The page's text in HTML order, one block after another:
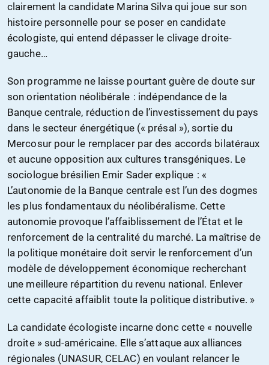
clairement la candidate Marina Silva qui joue sur son
histoire personnelle pour se poser en candidate
écologiste, qui entend dépasser le clivage droite-
gauche…
Son programme ne laisse pourtant guère de doute sur
son orientation néolibérale : indépendance de la
Banque centrale, réduction de l’investissement du pays
dans le secteur énergétique (« présal »), sortie du
Mercosur pour le remplacer par des accords bilatéraux
et aucune opposition aux cultures transgéniques. Le
sociologue brésilien Emir Sader explique : «
L’autonomie de la Banque centrale est l’un des dogmes
les plus fondamentaux du néolibéralisme. Cette
autonomie provoque l’affaiblissement de l’État et le
renforcement de la centralité du marché. La maîtrise de
la politique monétaire doit servir le renforcement d’un
modèle de développement économique recherchant
une meilleure répartition du revenu national. Enlever
cette capacité affaiblit toute la politique distributive. »
La candidate écologiste incarne donc cette « nouvelle
droite » sud-américaine. Elle s’attaque aux alliances
régionales (UNASUR, CELAC) en voulant relancer le